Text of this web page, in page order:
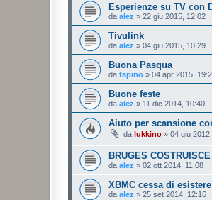
Esperienze su TV con
da alez » 22 giu 2015, 12:02
Tivulink
da alez » 04 giu 2015, 10:29
Buona Pasqua
da tapino » 04 apr 2015,
Buone feste
da alez » 11 dic 2014, 10:40
Aiuto per scansione
da lukkino » 04 giu
BRUGES
da alez » 02 ott 2014, 11:08
XBMC cessa di esistere
da alez » 25 set 2014, 12:16